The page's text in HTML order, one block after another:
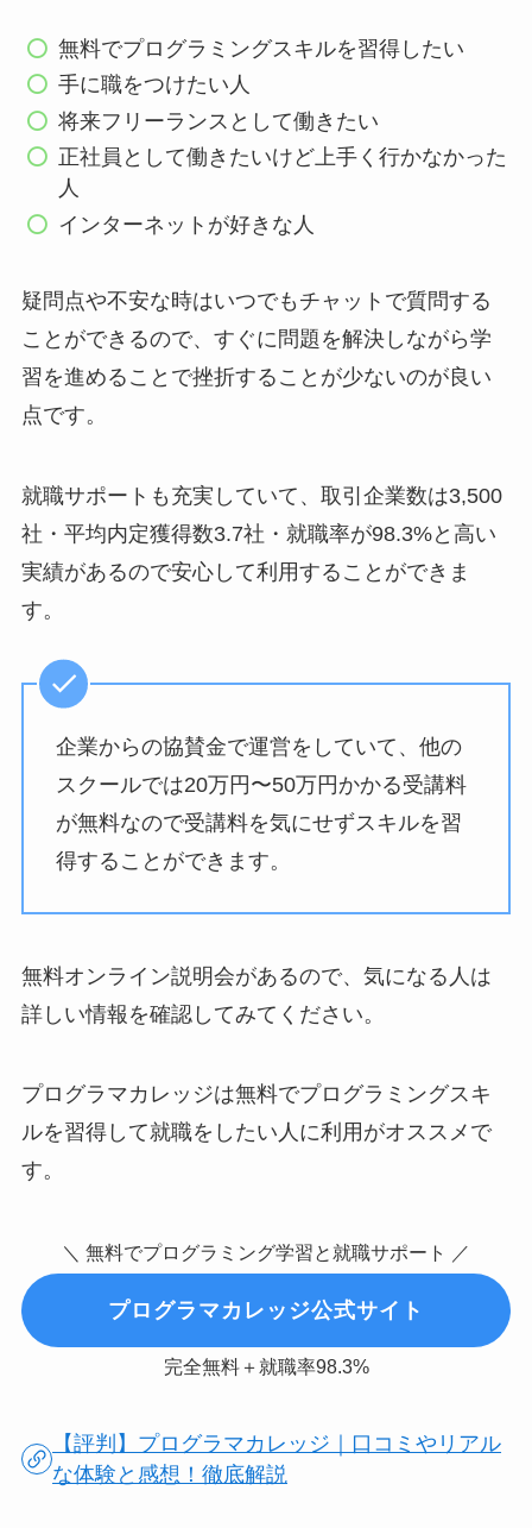
無料でプログラミングスキルを習得したい
手に職をつけたい人
将来フリーランスとして働きたい
正社員として働きたいけど上手く行かなかった
人
インターネットが好きな人
疑問点や不安な時はいつでもチャットで質問する
ことができるので、すぐに問題を解決しながら学
習を進めることで挫折することが少ないのが良い
点です。
就職サポートも充実していて、取引企業数は3,500
社・平均内定獲得数3.7社・就職率が98.3%と高い
実績があるので安心して利用することができま
す。
企業からの協賛金で運営をしていて、他の
スクールでは20万円〜50万円かかる受講料
が無料なので受講料を気にせずスキルを習
得することができます。
無料オンライン説明会があるので、気になる人は
詳しい情報を確認してみてください。
プログラマカレッジは無料でプログラミングスキ
ルを習得して就職をしたい人に利用がオススメで
す。
＼ 無料でプログラミング学習と就職サポート ／
プログラマカレッジ公式サイト
完全無料＋就職率98.3%
【評判】プログラマカレッジ｜口コミやリアル
な体験と感想！徹底解説